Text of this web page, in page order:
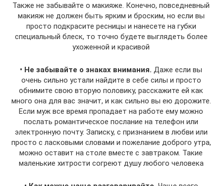
Также не забывайте о макияже. Конечно, повседневный
макияж не должен быть ярким и броским, но если вы
просто подкрасите ресницы и нанесете на губки
специальный блеск, то точно будете выглядеть более
ухоженной и красивой
• Не забывайте о знаках внимания. Даже если вы
очень сильно устали найдите в себе силы и просто
обнимите свою вторую половику, расскажите ей как
много она для вас значит, и как сильно вы ею дорожите.
Если муж все время пропадает на работе ему можно
послать романтическое послание на телефон или
электронную почту. Записку, с признанием в любви или
просто с ласковыми словами и пожелание доброго утра,
можно оставит на столе вместе с завтраком. Такие
маленькие хитрости согреют душу любого человека